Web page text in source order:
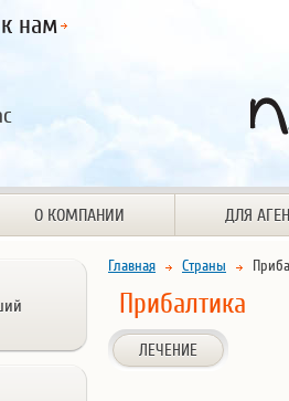
нам
О КОМПАНИИ ДЛЯ
Главная Страны
Прибалтика
ЛЕЧЕНИЕ